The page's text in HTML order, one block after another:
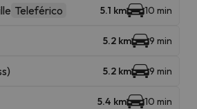
Teleférico 5.1 km 10 min
5.2 km 9 min
5.2 km 9 min
5.4 km 10 min